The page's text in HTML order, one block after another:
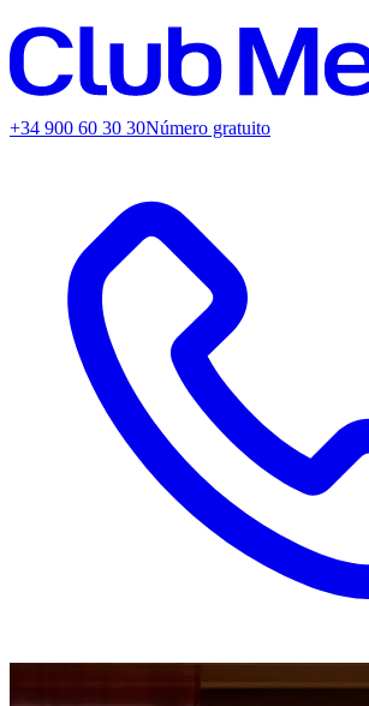
+34 900 60 30 30Número gratuito